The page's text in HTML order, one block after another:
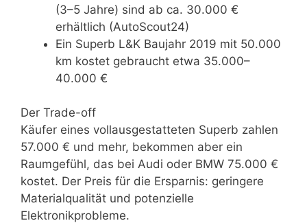
(3–5 Jahre) sind ab ca. 30.000 €
erhältlich (AutoScout24)
Ein Superb L&K Baujahr 2019 mit 50.000
km kostet gebraucht etwa 35.000–
40.000 €
Der Trade-off
Käufer eines vollausgestatteten Superb zahlen
57.000 € und mehr, bekommen aber ein
Raumgefühl, das bei Audi oder BMW 75.000 €
kostet. Der Preis für die Ersparnis: geringere
Materialqualität und potenzielle
Elektronikprobleme.